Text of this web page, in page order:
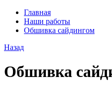
Главная
Наши работы
Обшивка сайдингом
Назад
Обшивка